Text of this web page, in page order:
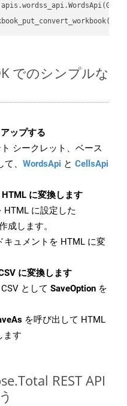
でのシンプルな
ップする
シークレット、ベース
、 WordsApi と CellsApi
に変換します
HTML に設定した
成します。
キュメントを HTML に変
に変換します
として SaveOption を
を呼び出して HTML
ます
REST API